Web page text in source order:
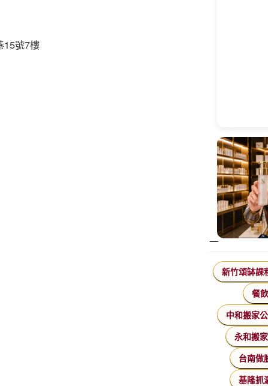
15號7樓
新竹頌缽課
餐
中和搬家
永和搬家
台南做
基隆抓